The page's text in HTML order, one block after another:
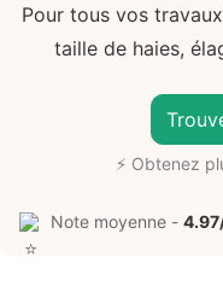
Pour tous vos
taille de haies,
⚡ Obtenez
Note moyenne -